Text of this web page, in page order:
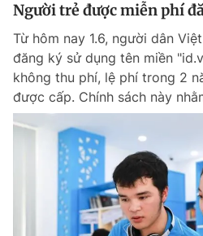
Người trẻ được miễn phí
Từ hôm nay 1.6, người dân
đăng ký sử dụng tên miền
không thu phí, lệ phí trong 2
được cấp. Chính sách này